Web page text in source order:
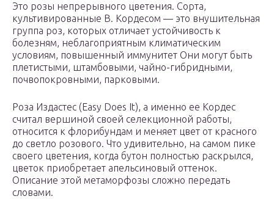
Это розы непрерывного цветения. Сорта,
культивированные В. Кордесом — это внушительная
группа роз, которых отличает устойчивость к
болезням, неблагоприятным климатическим
условиям, повышенный иммунитет Они могут быть
плетистыми, штамбовыми, чайно-гибридными,
почвопокровными, парковыми.
Роза Издастес (Easy Does It), а именно ее Кордес
считал вершиной своей селекционной работы,
относится к флорибундам и меняет цвет от красного
до светло розового. Что удивительно, на самом пике
своего цветения, когда бутон полностью раскрылся,
цветок приобретает апельсиновый оттенок.
Описание этой метаморфозы сложно передать
словами.